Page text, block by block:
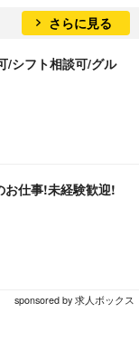
さらに見る
/シフト相談可/グル
お仕事!未経験歓迎!
sponsored by 求人ボックス